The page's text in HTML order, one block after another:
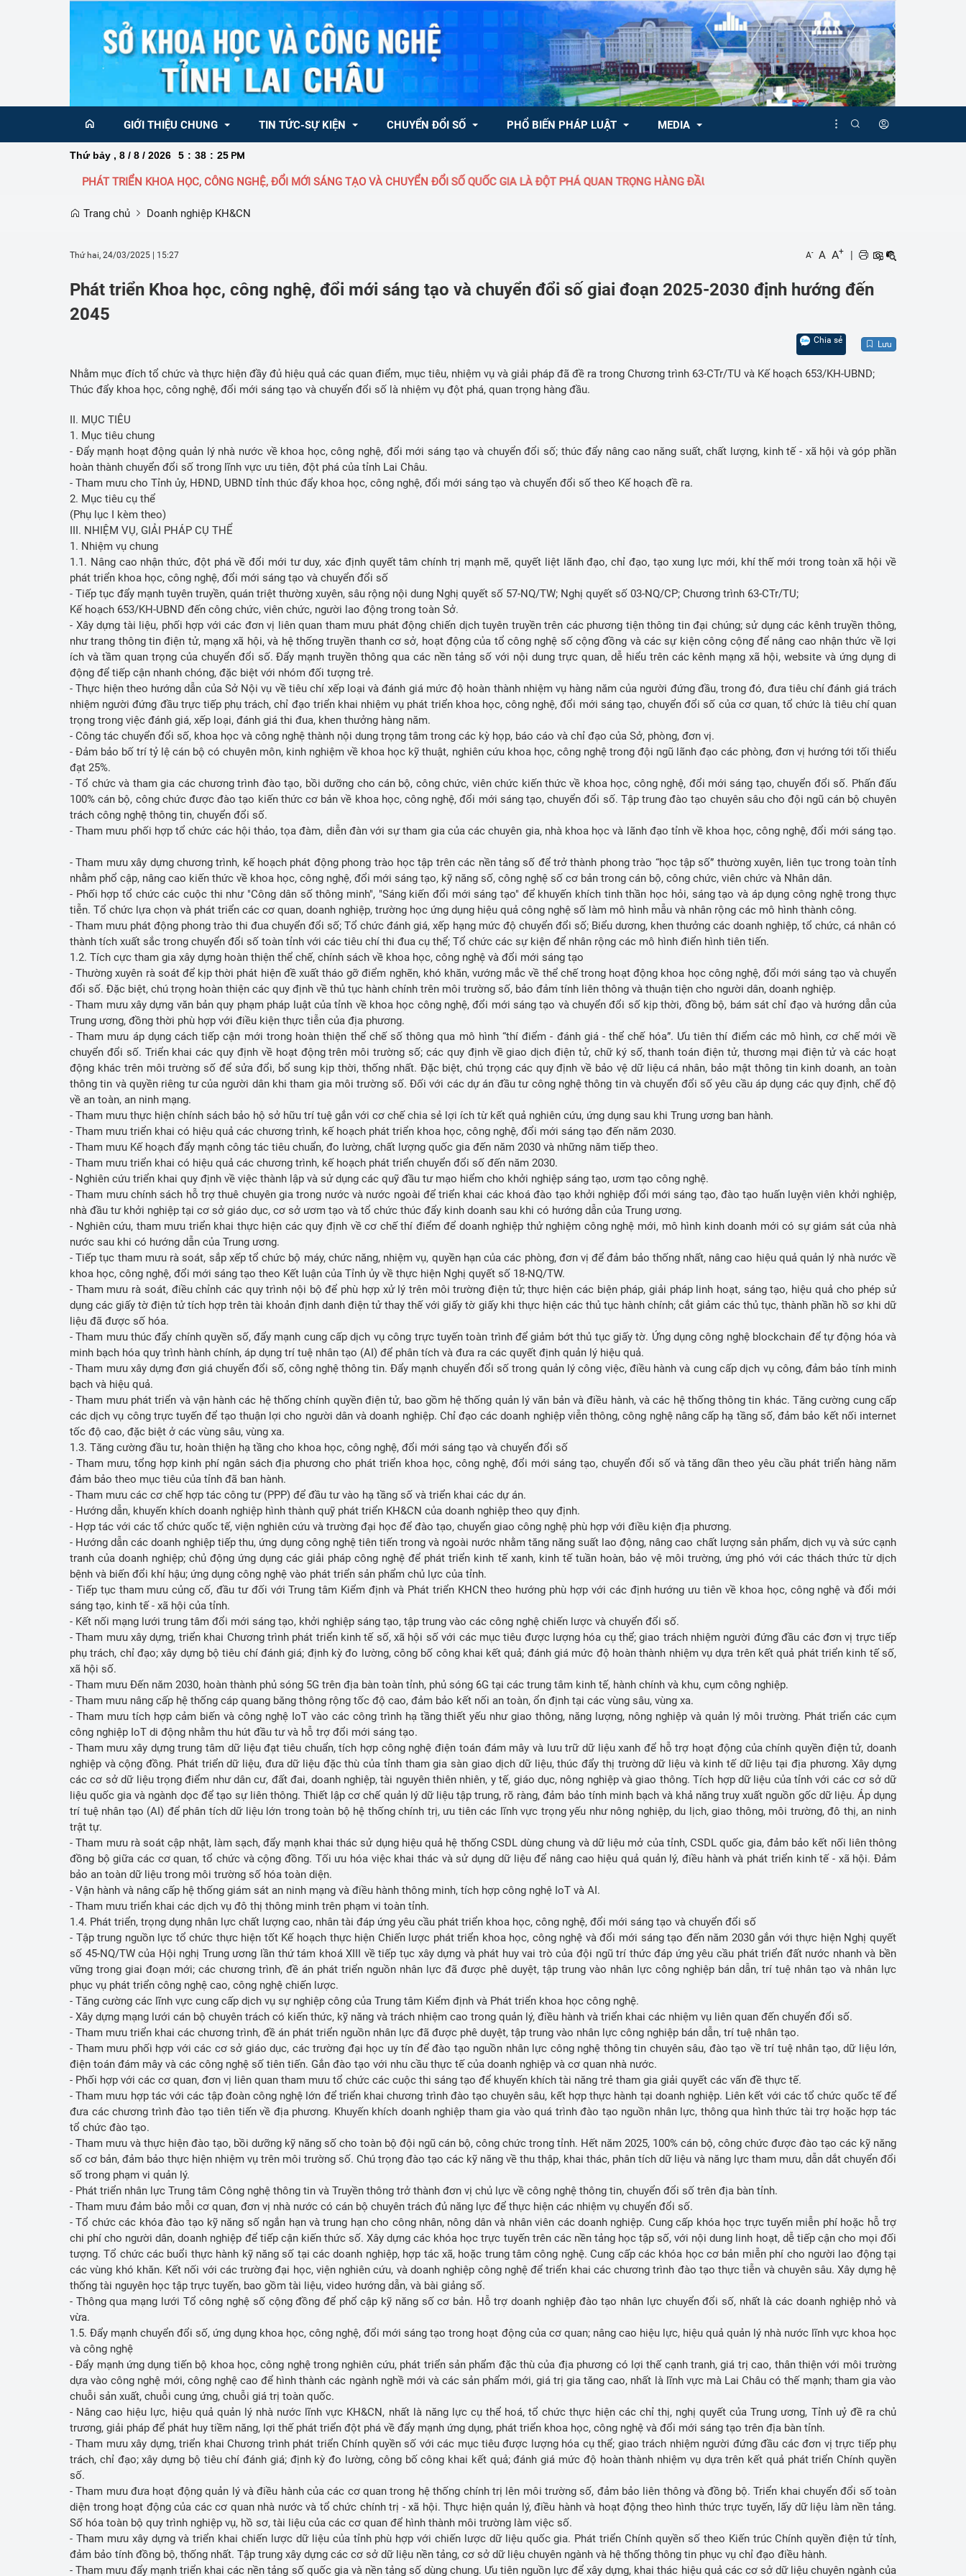
GIỚI THIỆU CHUNG
Sơ đồ  tổ chức
Chức năng nhiệm vụ Sở Khoa học và
Danh bạ điện thoại
TIN TỨC-SỰ KIỆN
Thông báo chương trình, quy hoạch, kế hoạch
Lịch công tác
Ấn phẩm thông tin KH&CN
Sáng kiến Sáng kiến Cấp tỉnh - Lai Châu
Cổng Sáng kiến Bộ khoa học và công
Tin tức KH&CN trong tỉnh
đạo đức HCM
CHUYỂN ĐỔI SỐ PHỔ BIẾN PHÁP LUẬT
Dự thảo văn bản
MEDIA
Thứ bảy , 8 / 8 / 2026 5 : 38 : 26 PM
PHÁT TRIỂN KHOA HỌC, CÔNG NGHỆ, ĐỔI MỚI SÁNG TẠO VÀ CHUYỂN ĐỔI SỐ QUỐC GIA LÀ ĐỘT PHÁ QUAN TRỌNG HÀNG ĐẦU!
Trang chủ Doanh nghiệp KH&CN
Thứ hai, 24/03/2025 | 15:27 A- A A+ |
Phát triển Khoa học, công nghệ, đổi mới sáng tạo và chuyển đổi số giai đoạn 2025-2030 định hướng đến
2045
Chia sẻ Lưu
Nhằm mục đích tổ chức và thực hiện đầy đủ hiệu quả các quan điểm, mục tiêu, nhiệm vụ và giải pháp đã đề ra trong Chương trình 63-CTr/TU và Kế hoạch 653/KH-UBND;
Thúc đẩy khoa học, công nghệ, đổi mới sáng tạo và chuyển đổi số là nhiệm vụ đột phá, quan trọng hàng đầu.
II. MỤC TIÊU
1. Mục tiêu chung
- Đẩy mạnh hoạt động quản lý nhà nước về khoa học, công nghệ, đổi mới sáng tạo và chuyển đổi số; thúc đẩy nâng cao năng suất, chất lượng, kinh tế - xã hội và góp phần
hoàn thành chuyển đổi số trong lĩnh vực ưu tiên, đột phá của tỉnh Lai Châu.
- Tham mưu cho Tỉnh ủy, HĐND, UBND tỉnh thúc đẩy khoa học, công nghệ, đổi mới sáng tạo và chuyển đổi số theo Kế hoạch đề ra.
2. Mục tiêu cụ thể
(Phụ lục I kèm theo)
III. NHIỆM VỤ, GIẢI PHÁP CỤ THỂ
1. Nhiệm vụ chung
1.1. Nâng cao nhận thức, đột phá về đổi mới tư duy, xác định quyết tâm chính trị mạnh mẽ, quyết liệt lãnh đạo, chỉ đạo, tạo xung lực mới, khí thế mới trong toàn xã hội về
phát triển khoa học, công nghệ, đổi mới sáng tạo và chuyển đổi số
- Tiếp tục đẩy mạnh tuyên truyền, quán triệt thường xuyên, sâu rộng nội dung Nghị quyết số 57-NQ/TW; Nghị quyết số 03-NQ/CP; Chương trình 63-CTr/TU;
Kế hoạch 653/KH-UBND đến công chức, viên chức, người lao động trong toàn Sở.
- Xây dựng tài liệu, phối hợp với các đơn vị liên quan tham mưu phát động chiến dịch tuyên truyền trên các phương tiện thông tin đại chúng; sử dụng các kênh truyền thông,
như trang thông tin điện tử, mạng xã hội, và hệ thống truyền thanh cơ sở, hoạt động của tổ công nghệ số cộng đồng và các sự kiện công cộng để nâng cao nhận thức về lợi
ích và tầm quan trọng của chuyển đổi số. Đẩy mạnh truyền thông qua các nền tảng số với nội dung trực quan, dễ hiểu trên các kênh mạng xã hội, website và ứng dụng di
động để tiếp cận nhanh chóng, đặc biệt với nhóm đối tượng trẻ.
- Thực hiện theo hướng dẫn của Sở Nội vụ về tiêu chí xếp loại và đánh giá mức độ hoàn thành nhiệm vụ hàng năm của người đứng đầu, trong đó, đưa tiêu chí đánh giá trách
nhiệm người đứng đầu trực tiếp phụ trách, chỉ đạo triển khai nhiệm vụ phát triển khoa học, công nghệ, đổi mới sáng tạo, chuyển đổi số của cơ quan, tổ chức là tiêu chí quan
trọng trong việc đánh giá, xếp loại, đánh giá thi đua, khen thưởng hàng năm.
- Công tác chuyển đổi số, khoa học và công nghệ thành nội dung trọng tâm trong các kỳ họp, báo cáo và chỉ đạo của Sở, phòng, đơn vị.
- Đảm bảo bố trí tỷ lệ cán bộ có chuyên môn, kinh nghiệm về khoa học kỹ thuật, nghiên cứu khoa học, công nghệ trong đội ngũ lãnh đạo các phòng, đơn vị hướng tới tối thiểu
đạt 25%.
- Tổ chức và tham gia các chương trình đào tạo, bồi dưỡng cho cán bộ, công chức, viên chức kiến thức về khoa học, công nghệ, đổi mới sáng tạo, chuyển đổi số. Phấn đấu
100% cán bộ, công chức được đào tạo kiến thức cơ bản về khoa học, công nghệ, đổi mới sáng tạo, chuyển đổi số. Tập trung đào tạo chuyên sâu cho đội ngũ cán bộ chuyên
trách công nghệ thông tin, chuyển đổi số.
- Tham mưu phối hợp tổ chức các hội thảo, tọa đàm, diễn đàn với sự tham gia của các chuyên gia, nhà khoa học và lãnh đạo tỉnh về khoa học, công nghệ, đổi mới sáng tạo.
- Tham mưu xây dựng chương trình, kế hoạch phát động phong trào học tập trên các nền tảng số để trở thành phong trào “học tập số” thường xuyên, liên tục trong toàn tỉnh
nhằm phổ cập, nâng cao kiến thức về khoa học, công nghệ, đổi mới sáng tạo, kỹ năng số, công nghệ số cơ bản trong cán bộ, công chức, viên chức và Nhân dân.
- Phối hợp tổ chức các cuộc thi như "Công dân số thông minh", "Sáng kiến đổi mới sáng tạo" để khuyến khích tinh thần học hỏi, sáng tạo và áp dụng công nghệ trong thực
tiễn. Tổ chức lựa chọn và phát triển các cơ quan, doanh nghiệp, trường học ứng dụng hiệu quả công nghệ số làm mô hình mẫu và nhân rộng các mô hình thành công.
- Tham mưu phát động phong trào thi đua chuyển đổi số; Tổ chức đánh giá, xếp hạng mức độ chuyển đổi số; Biểu dương, khen thưởng các doanh nghiệp, tổ chức, cá nhân có
thành tích xuất sắc trong chuyển đổi số toàn tỉnh với các tiêu chí thi đua cụ thể; Tổ chức các sự kiện để nhân rộng các mô hình điển hình tiên tiến.
1.2. Tích cực tham gia xây dựng hoàn thiện thể chế, chính sách về khoa học, công nghệ và đổi mới sáng tạo
- Thường xuyên rà soát để kịp thời phát hiện đề xuất tháo gỡ điểm nghẽn, khó khăn, vướng mắc về thể chế trong hoạt động khoa học công nghệ, đổi mới sáng tạo và chuyển
đổi số. Đặc biệt, chú trọng hoàn thiện các quy định về thủ tục hành chính trên môi trường số, bảo đảm tính liên thông và thuận tiện cho người dân, doanh nghiệp.
- Tham mưu xây dựng văn bản quy phạm pháp luật của tỉnh về khoa học công nghệ, đổi mới sáng tạo và chuyển đổi số kịp thời, đồng bộ, bám sát chỉ đạo và hướng dẫn của
Trung ương, đồng thời phù hợp với điều kiện thực tiễn của địa phương.
- Tham mưu áp dụng cách tiếp cận mới trong hoàn thiện thể chế số thông qua mô hình “thí điểm - đánh giá - thể chế hóa”. Ưu tiên thí điểm các mô hình, cơ chế mới về
chuyển đổi số. Triển khai các quy định về hoạt động trên môi trường số; các quy định về giao dịch điện tử, chữ ký số, thanh toán điện tử, thương mại điện tử và các hoạt
động khác trên môi trường số để sửa đổi, bổ sung kịp thời, thống nhất. Đặc biệt, chú trọng các quy định về bảo vệ dữ liệu cá nhân, bảo mật thông tin kinh doanh, an toàn
thông tin và quyền riêng tư của người dân khi tham gia môi trường số. Đối với các dự án đầu tư công nghệ thông tin và chuyển đổi số yêu cầu áp dụng các quy định, chế độ
về an toàn, an ninh mạng.
- Tham mưu thực hiện chính sách bảo hộ sở hữu trí tuệ gắn với cơ chế chia sẻ lợi ích từ kết quả nghiên cứu, ứng dụng sau khi Trung ương ban hành.
- Tham mưu triển khai có hiệu quả các chương trình, kế hoạch phát triển khoa học, công nghệ, đổi mới sáng tạo đến năm 2030.
- Tham mưu Kế hoạch đẩy mạnh công tác tiêu chuẩn, đo lường, chất lượng quốc gia đến năm 2030 và những năm tiếp theo.
- Tham mưu triển khai có hiệu quả các chương trình, kế hoạch phát triển chuyển đổi số đến năm 2030.
- Nghiên cứu triển khai quy định về việc thành lập và sử dụng các quỹ đầu tư mạo hiểm cho khởi nghiệp sáng tạo, ươm tạo công nghệ.
- Tham mưu chính sách hỗ trợ thuê chuyên gia trong nước và nước ngoài để triển khai các khoá đào tạo khởi nghiệp đổi mới sáng tạo, đào tạo huấn luyện viên khởi nghiệp,
nhà đầu tư khởi nghiệp tại cơ sở giáo dục, cơ sở ươm tạo và tổ chức thúc đẩy kinh doanh sau khi có hướng dẫn của Trung ương.
- Nghiên cứu, tham mưu triển khai thực hiện các quy định về cơ chế thí điểm để doanh nghiệp thử nghiệm công nghệ mới, mô hình kinh doanh mới có sự giám sát của nhà
nước sau khi có hướng dẫn của Trung ương.
- Tiếp tục tham mưu rà soát, sắp xếp tổ chức bộ máy, chức năng, nhiệm vụ, quyền hạn của các phòng, đơn vị để đảm bảo thống nhất, nâng cao hiệu quả quản lý nhà nước về
khoa học, công nghệ, đổi mới sáng tạo theo Kết luận của Tỉnh ủy về thực hiện Nghị quyết số 18-NQ/TW.
- Tham mưu rà soát, điều chỉnh các quy trình nội bộ để phù hợp xử lý trên môi trường điện tử; thực hiện các biện pháp, giải pháp linh hoạt, sáng tạo, hiệu quả cho phép sử
dụng các giấy tờ điện tử tích hợp trên tài khoản định danh điện tử thay thế với giấy tờ giấy khi thực hiện các thủ tục hành chính; cắt giảm các thủ tục, thành phần hồ sơ khi dữ
liệu đã được số hóa.
- Tham mưu thúc đẩy chính quyền số, đẩy mạnh cung cấp dịch vụ công trực tuyến toàn trình để giảm bớt thủ tục giấy tờ. Ứng dụng công nghệ blockchain để tự động hóa và
minh bạch hóa quy trình hành chính, áp dụng trí tuệ nhân tạo (AI) để phân tích và đưa ra các quyết định quản lý hiệu quả.
- Tham mưu xây dựng đơn giá chuyển đổi số, công nghệ thông tin. Đẩy mạnh chuyển đổi số trong quản lý công việc, điều hành và cung cấp dịch vụ công, đảm bảo tính minh
bạch và hiệu quả.
- Tham mưu phát triển và vận hành các hệ thống chính quyền điện tử, bao gồm hệ thống quản lý văn bản và điều hành, và các hệ thống thông tin khác. Tăng cường cung cấp
các dịch vụ công trực tuyến để tạo thuận lợi cho người dân và doanh nghiệp. Chỉ đạo các doanh nghiệp viễn thông, công nghệ nâng cấp hạ tầng số, đảm bảo kết nối internet
tốc độ cao, đặc biệt ở các vùng sâu, vùng xa.
1.3. Tăng cường đầu tư, hoàn thiện hạ tầng cho khoa học, công nghệ, đổi mới sáng tạo và chuyển đổi số
- Tham mưu, tổng hợp kinh phí ngân sách địa phương cho phát triển khoa học, công nghệ, đổi mới sáng tạo, chuyển đổi số và tăng dần theo yêu cầu phát triển hàng năm
đảm bảo theo mục tiêu của tỉnh đã ban hành.
- Tham mưu các cơ chế hợp tác công tư (PPP) để đầu tư vào hạ tầng số và triển khai các dự án.
- Hướng dẫn, khuyến khích doanh nghiệp hình thành quỹ phát triển KH&CN của doanh nghiệp theo quy định.
- Hợp tác với các tổ chức quốc tế, viện nghiên cứu và trường đại học để đào tạo, chuyển giao công nghệ phù hợp với điều kiện địa phương.
- Hướng dẫn các doanh nghiệp tiếp thu, ứng dụng công nghệ tiên tiến trong và ngoài nước nhằm tăng năng suất lao động, nâng cao chất lượng sản phẩm, dịch vụ và sức cạnh
tranh của doanh nghiệp; chủ động ứng dụng các giải pháp công nghệ để phát triển kinh tế xanh, kinh tế tuần hoàn, bảo vệ môi trường, ứng phó với các thách thức từ dịch
bệnh và biến đổi khí hậu; ứng dụng công nghệ vào phát triển sản phẩm chủ lực của tỉnh.
- Tiếp tục tham mưu củng cố, đầu tư đối với Trung tâm Kiểm định và Phát triển KHCN theo hướng phù hợp với các định hướng ưu tiên về khoa học, công nghệ và đổi mới
sáng tạo, kinh tế - xã hội của tỉnh.
- Kết nối mạng lưới trung tâm đổi mới sáng tạo, khởi nghiệp sáng tạo, tập trung vào các công nghệ chiến lược và chuyển đổi số.
- Tham mưu xây dựng, triển khai Chương trình phát triển kinh tế số, xã hội số với các mục tiêu được lượng hóa cụ thể; giao trách nhiệm người đứng đầu các đơn vị trực tiếp
phụ trách, chỉ đạo; xây dựng bộ tiêu chí đánh giá; định kỳ đo lường, công bố công khai kết quả; đánh giá mức độ hoàn thành nhiệm vụ dựa trên kết quả phát triển kinh tế số,
xã hội số.
- Tham mưu Đến năm 2030, hoàn thành phủ sóng 5G trên địa bàn toàn tỉnh, phủ sóng 6G tại các trung tâm kinh tế, hành chính và khu, cụm công nghiệp.
- Tham mưu nâng cấp hệ thống cáp quang băng thông rộng tốc độ cao, đảm bảo kết nối an toàn, ổn định tại các vùng sâu, vùng xa.
- Tham mưu tích hợp cảm biến và công nghệ IoT vào các công trình hạ tầng thiết yếu như giao thông, năng lượng, nông nghiệp và quản lý môi trường. Phát triển các cụm
công nghiệp IoT di động nhằm thu hút đầu tư và hỗ trợ đổi mới sáng tạo.
- Tham mưu xây dựng trung tâm dữ liệu đạt tiêu chuẩn, tích hợp công nghệ điện toán đám mây và lưu trữ dữ liệu xanh để hỗ trợ hoạt động của chính quyền điện tử, doanh
nghiệp và cộng đồng. Phát triển dữ liệu, đưa dữ liệu đặc thù của tỉnh tham gia sàn giao dịch dữ liệu, thúc đẩy thị trường dữ liệu và kinh tế dữ liệu tại địa phương. Xây dựng
các cơ sở dữ liệu trọng điểm như dân cư, đất đai, doanh nghiệp, tài nguyên thiên nhiên, y tế, giáo dục, nông nghiệp và giao thông. Tích hợp dữ liệu của tỉnh với các cơ sở dữ
liệu quốc gia và ngành dọc để tạo sự liên thông. Thiết lập cơ chế quản lý dữ liệu tập trung, rõ ràng, đảm bảo tính minh bạch và khả năng truy xuất nguồn gốc dữ liệu. Áp dụng
trí tuệ nhân tạo (AI) để phân tích dữ liệu lớn trong toàn bộ hệ thống chính trị, ưu tiên các lĩnh vực trọng yếu như nông nghiệp, du lịch, giao thông, môi trường, đô thị, an ninh
trật tự.
- Tham mưu rà soát cập nhật, làm sạch, đẩy mạnh khai thác sử dụng hiệu quả hệ thống CSDL dùng chung và dữ liệu mở của tỉnh, CSDL quốc gia, đảm bảo kết nối liên thông
đồng bộ giữa các cơ quan, tổ chức và cộng đồng. Tối ưu hóa việc khai thác và sử dụng dữ liệu để nâng cao hiệu quả quản lý, điều hành và phát triển kinh tế - xã hội. Đảm
bảo an toàn dữ liệu trong môi trường số hóa toàn diện.
- Vận hành và nâng cấp hệ thống giám sát an ninh mạng và điều hành thông minh, tích hợp công nghệ IoT và AI.
- Tham mưu triển khai các dịch vụ đô thị thông minh trên phạm vi toàn tỉnh.
1.4. Phát triển, trọng dụng nhân lực chất lượng cao, nhân tài đáp ứng yêu cầu phát triển khoa học, công nghệ, đổi mới sáng tạo và chuyển đổi số
- Tập trung nguồn lực tổ chức thực hiện tốt Kế hoạch thực hiện Chiến lược phát triển khoa học, công nghệ và đổi mới sáng tạo đến năm 2030 gắn với thực hiện Nghị quyết
số 45-NQ/TW của Hội nghị Trung ương lần thứ tám khoá XIII về tiếp tục xây dựng và phát huy vai trò của đội ngũ trí thức đáp ứng yêu cầu phát triển đất nước nhanh và bền
vững trong giai đoạn mới; các chương trình, đề án phát triển nguồn nhân lực đã được phê duyệt, tập trung vào nhân lực công nghiệp bán dẫn, trí tuệ nhân tạo và nhân lực
phục vụ phát triển công nghệ cao, công nghệ chiến lược.
- Tăng cường các lĩnh vực cung cấp dịch vụ sự nghiệp công của Trung tâm Kiểm định và Phát triển khoa học công nghệ.
- Xây dựng mạng lưới cán bộ chuyên trách có kiến thức, kỹ năng và trách nhiệm cao trong quản lý, điều hành và triển khai các nhiệm vụ liên quan đến chuyển đổi số.
- Tham mưu triển khai các chương trình, đề án phát triển nguồn nhân lực đã được phê duyệt, tập trung vào nhân lực công nghiệp bán dẫn, trí tuệ nhân tạo.
- Tham mưu phối hợp với các cơ sở giáo dục, các trường đại học uy tín để đào tạo nguồn nhân lực công nghệ thông tin chuyên sâu, đào tạo về trí tuệ nhân tạo, dữ liệu lớn,
điện toán đám mây và các công nghệ số tiên tiến. Gắn đào tạo với nhu cầu thực tế của doanh nghiệp và cơ quan nhà nước.
- Phối hợp với các cơ quan, đơn vị liên quan tham mưu tổ chức các cuộc thi sáng tạo để khuyến khích tài năng trẻ tham gia giải quyết các vấn đề thực tế.
- Tham mưu hợp tác với các tập đoàn công nghệ lớn để triển khai chương trình đào tạo chuyên sâu, kết hợp thực hành tại doanh nghiệp. Liên kết với các tổ chức quốc tế để
đưa các chương trình đào tạo tiên tiến về địa phương. Khuyến khích doanh nghiệp tham gia vào quá trình đào tạo nguồn nhân lực, thông qua hình thức tài trợ hoặc hợp tác
tổ chức đào tạo.
- Tham mưu và thực hiện đào tạo, bồi dưỡng kỹ năng số cho toàn bộ đội ngũ cán bộ, công chức trong tỉnh. Hết năm 2025, 100% cán bộ, công chức được đào tạo các kỹ năng
số cơ bản, đảm bảo thực hiện nhiệm vụ trên môi trường số. Chú trọng đào tạo các kỹ năng về thu thập, khai thác, phân tích dữ liệu và năng lực tham mưu, dẫn dắt chuyển đổi
số trong phạm vi quản lý.
- Phát triển nhân lực Trung tâm Công nghệ thông tin và Truyền thông trở thành đơn vị chủ lực về công nghệ thông tin, chuyển đổi số trên địa bàn tỉnh.
- Tham mưu đảm bảo mỗi cơ quan, đơn vị nhà nước có cán bộ chuyên trách đủ năng lực để thực hiện các nhiệm vụ chuyển đổi số.
- Tổ chức các khóa đào tạo kỹ năng số ngắn hạn và trung hạn cho công nhân, nông dân và nhân viên các doanh nghiệp. Cung cấp khóa học trực tuyến miễn phí hoặc hỗ trợ
chi phí cho người dân, doanh nghiệp để tiếp cận kiến thức số. Xây dựng các khóa học trực tuyến trên các nền tảng học tập số, với nội dung linh hoạt, dễ tiếp cận cho mọi đối
tượng. Tổ chức các buổi thực hành kỹ năng số tại các doanh nghiệp, hợp tác xã, hoặc trung tâm công nghệ. Cung cấp các khóa học cơ bản miễn phí cho người lao động tại
các vùng khó khăn. Kết nối với các trường đại học, viện nghiên cứu, và doanh nghiệp công nghệ để triển khai các chương trình đào tạo thực tiễn và chuyên sâu. Xây dựng hệ
thống tài nguyên học tập trực tuyến, bao gồm tài liệu, video hướng dẫn, và bài giảng số.
- Thông qua mạng lưới Tổ công nghệ số cộng đồng để phổ cập kỹ năng số cơ bản. Hỗ trợ doanh nghiệp đào tạo nhân lực chuyển đổi số, nhất là các doanh nghiệp nhỏ và
vừa.
1.5. Đẩy mạnh chuyển đổi số, ứng dụng khoa học, công nghệ, đổi mới sáng tạo trong hoạt động của cơ quan; nâng cao hiệu lực, hiệu quả quản lý nhà nước lĩnh vực khoa học
và công nghệ
- Đẩy mạnh ứng dụng tiến bộ khoa học, công nghệ trong nghiên cứu, phát triển sản phẩm đặc thù của địa phương có lợi thế cạnh tranh, giá trị cao, thân thiện với môi trường
dựa vào công nghệ mới, công nghệ cao để hình thành các ngành nghề mới và các sản phẩm mới, giá trị gia tăng cao, nhất là lĩnh vực mà Lai Châu có thế mạnh; tham gia vào
chuỗi sản xuất, chuỗi cung ứng, chuỗi giá trị toàn quốc.
- Nâng cao hiệu lực, hiệu quả quản lý nhà nước lĩnh vực KH&CN, nhất là năng lực cụ thể hoá, tổ chức thực hiện các chỉ thị, nghị quyết của Trung ương, Tỉnh uỷ đề ra chủ
trương, giải pháp để phát huy tiềm năng, lợi thế phát triển đột phá về đẩy mạnh ứng dụng, phát triển khoa học, công nghệ và đổi mới sáng tạo trên địa bàn tỉnh.
- Tham mưu xây dựng, triển khai Chương trình phát triển Chính quyền số với các mục tiêu được lượng hóa cụ thể; giao trách nhiệm người đứng đầu các đơn vị trực tiếp phụ
trách, chỉ đạo; xây dựng bộ tiêu chí đánh giá; định kỳ đo lường, công bố công khai kết quả; đánh giá mức độ hoàn thành nhiệm vụ dựa trên kết quả phát triển Chính quyền
số.
- Tham mưu đưa hoạt động quản lý và điều hành của các cơ quan trong hệ thống chính trị lên môi trường số, đảm bảo liên thông và đồng bộ. Triển khai chuyển đổi số toàn
diện trong hoạt động của các cơ quan nhà nước và tổ chức chính trị - xã hội. Thực hiện quản lý, điều hành và hoạt động theo hình thức trực tuyến, lấy dữ liệu làm nền tảng.
Số hóa toàn bộ quy trình nghiệp vụ, hồ sơ, tài liệu của các cơ quan để hình thành môi trường làm việc số.
- Tham mưu xây dựng và triển khai chiến lược dữ liệu của tỉnh phù hợp với chiến lược dữ liệu quốc gia. Phát triển Chính quyền số theo Kiến trúc Chính quyền điện tử tỉnh,
đảm bảo tính đồng bộ, thống nhất. Tập trung xây dựng các cơ sở dữ liệu nền tảng, cơ sở dữ liệu chuyên ngành và hệ thống thông tin phục vụ chỉ đạo điều hành.
- Tham mưu đẩy mạnh triển khai các nền tảng số quốc gia và nền tảng số dùng chung. Ưu tiên nguồn lực để xây dựng, khai thác hiệu quả các cơ sở dữ liệu chuyên ngành của